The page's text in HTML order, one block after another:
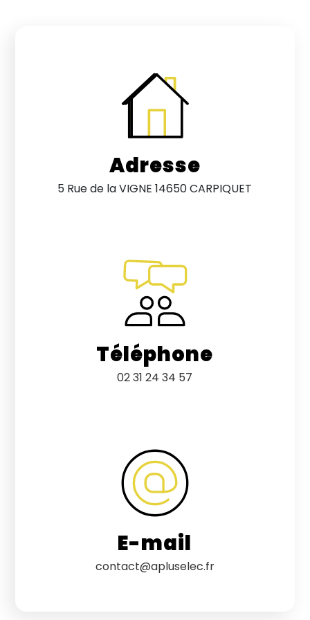
Adresse
5 Rue de la VIGNE 14650 CARPIQUET
Téléphone
02 31 24 34 57
E-mail
contact@apluselec.fr